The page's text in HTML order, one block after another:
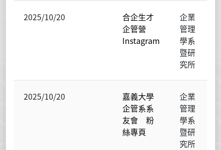
2025/10/20
合企生才
企管營
Instagram
企業
管理
學系
暨研
究所
2025/10/20
嘉義大學
企管系系
友會 粉
絲專頁
企業
管理
學系
暨研
究所